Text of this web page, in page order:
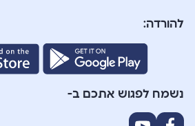
להורדה:
נשמח לפגוש אתכם ב-